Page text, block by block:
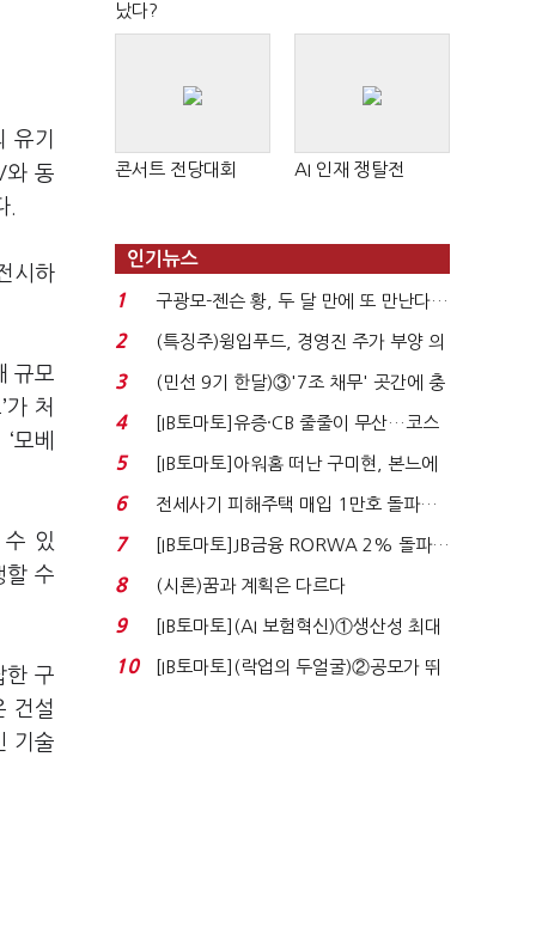
유기
와 동
.
시하
규모
처
모베
수 있
할 수
한 구
건설
기술
났다?
콘서트 전당대회 AI 인재 쟁탈전
인기뉴스
1
구광모-젠슨 황, 두 달 만에 또 만난다…
로봇·AI 등 논...
2
(특징주)윙입푸드, 경영진 주가 부양 의
지에 상한가...
3
(민선 9기 한달)③'7조 채무' 곳간에 충
격…추미애, 20년...
4
[IB토마토]유증·CB 줄줄이 무산…코스
닥 벌점 급증에 ...
5
[IB토마토]아워홈 떠난 구미현, 본느에
340억 베팅…가...
6
전세사기 피해주택 매입 1만호 돌파…
누적 피해자 4만2...
7
[IB토마토]JB금융 RORWA 2% 돌파…
실적 견인은 은행 ...
8 (시론)꿈과 계획은 다르다
9
[IB토마토](AI 보험혁신)①생산성 최대
80% 개선…현실...
10
[IB토마토](락업의 두얼굴)②공모가 뛰